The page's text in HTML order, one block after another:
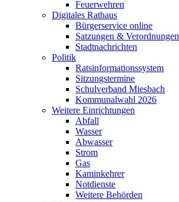
Feuerwehren
Digitales Rathaus
Bürgerservice online
Satzungen & Verordnungen
Stadtnachrichten
Politik
Ratsinformationssystem
Sitzungstermine
Schulverband Miesbach
Kommunalwahl 2026
Weitere Einrichtungen
Abfall
Wasser
Abwasser
Strom
Gas
Kaminkehrer
Notdienste
Weitere Behörden